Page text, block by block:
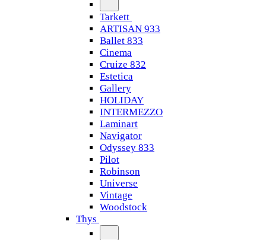
Tarkett
ARTISAN 933
Ballet 833
Cinema
Cruize 832
Estetica
Gallery
HOLIDAY
INTERMEZZO
Laminart
Navigator
Odyssey 833
Pilot
Robinson
Universe
Vintage
Woodstock
Thys